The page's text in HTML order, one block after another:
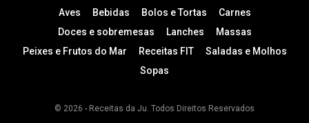
Aves Bebidas Bolos e Tortas
Carnes
Doces e sobremesas
Lanches
Massas
Peixes e Frutos do Mar
Receitas FIT
Saladas e Molhos
Sopas
© 2026 - Receitas da Ju. Todos Direitos Reservados